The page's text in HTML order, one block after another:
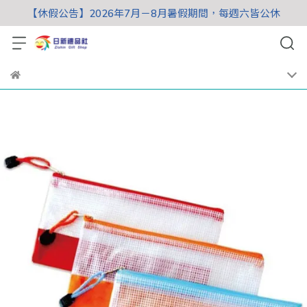
【休假公告】2026年7月－8月暑假期間，每週六皆公休